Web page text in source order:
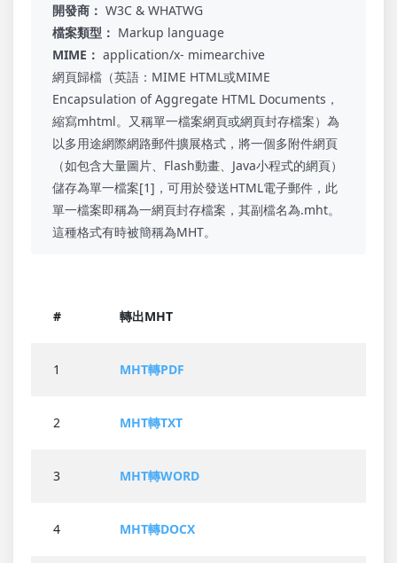
開發商： W3C & WHATWG
檔案類型： Markup language
MIME： application/x- mimearchive
網頁歸檔（英語：MIME HTML或MIME
Encapsulation of Aggregate HTML Documents，
縮寫mhtml。又稱單一檔案網頁或網頁封存檔案）為
以多用途網際網路郵件擴展格式，將一個多附件網頁
（如包含大量圖片、Flash動畫、Java小程式的網頁）
儲存為單一檔案[1]，可用於發送HTML電子郵件，此
單一檔案即稱為一網頁封存檔案，其副檔名為.mht。
這種格式有時被簡稱為MHT。
# 轉出MHT
1 MHT轉PDF
2 MHT轉TXT
3 MHT轉WORD
4 MHT轉DOCX